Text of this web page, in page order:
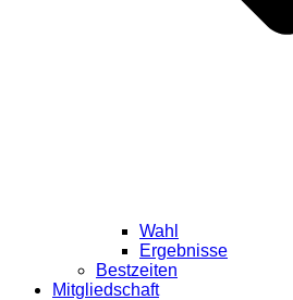
Wahl
Ergebnisse
Bestzeiten
Mitgliedschaft